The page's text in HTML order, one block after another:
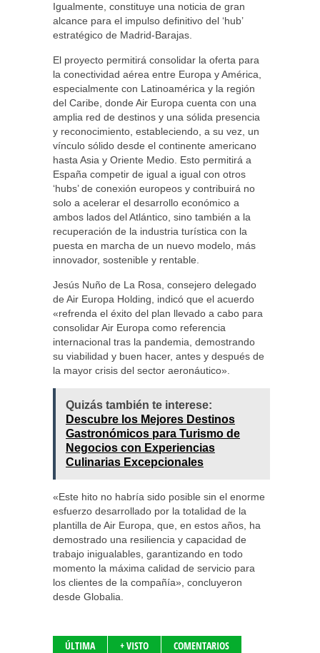
Igualmente, constituye una noticia de gran
alcance para el impulso definitivo del ‘hub’
estratégico de Madrid-Barajas.
El proyecto permitirá consolidar la oferta para
la conectividad aérea entre Europa y América,
especialmente con Latinoamérica y la región
del Caribe, donde Air Europa cuenta con una
amplia red de destinos y una sólida presencia
y reconocimiento, estableciendo, a su vez, un
vínculo sólido desde el continente americano
hasta Asia y Oriente Medio. Esto permitirá a
España competir de igual a igual con otros
‘hubs’ de conexión europeos y contribuirá no
solo a acelerar el desarrollo económico a
ambos lados del Atlántico, sino también a la
recuperación de la industria turística con la
puesta en marcha de un nuevo modelo, más
innovador, sostenible y rentable.
Jesús Nuño de La Rosa, consejero delegado
de Air Europa Holding, indicó que el acuerdo
«refrenda el éxito del plan llevado a cabo para
consolidar Air Europa como referencia
internacional tras la pandemia, demostrando
su viabilidad y buen hacer, antes y después de
la mayor crisis del sector aeronáutico».
Quizás también te interese:
Descubre los Mejores Destinos
Gastronómicos para Turismo de
Negocios con Experiencias
Culinarias Excepcionales
«Este hito no habría sido posible sin el enorme
esfuerzo desarrollado por la totalidad de la
plantilla de Air Europa, que, en estos años, ha
demostrado una resiliencia y capacidad de
trabajo inigualables, garantizando en todo
momento la máxima calidad de servicio para
los clientes de la compañía», concluyeron
desde Globalia.
ÚLTIMA + VISTO COMENTARIOS